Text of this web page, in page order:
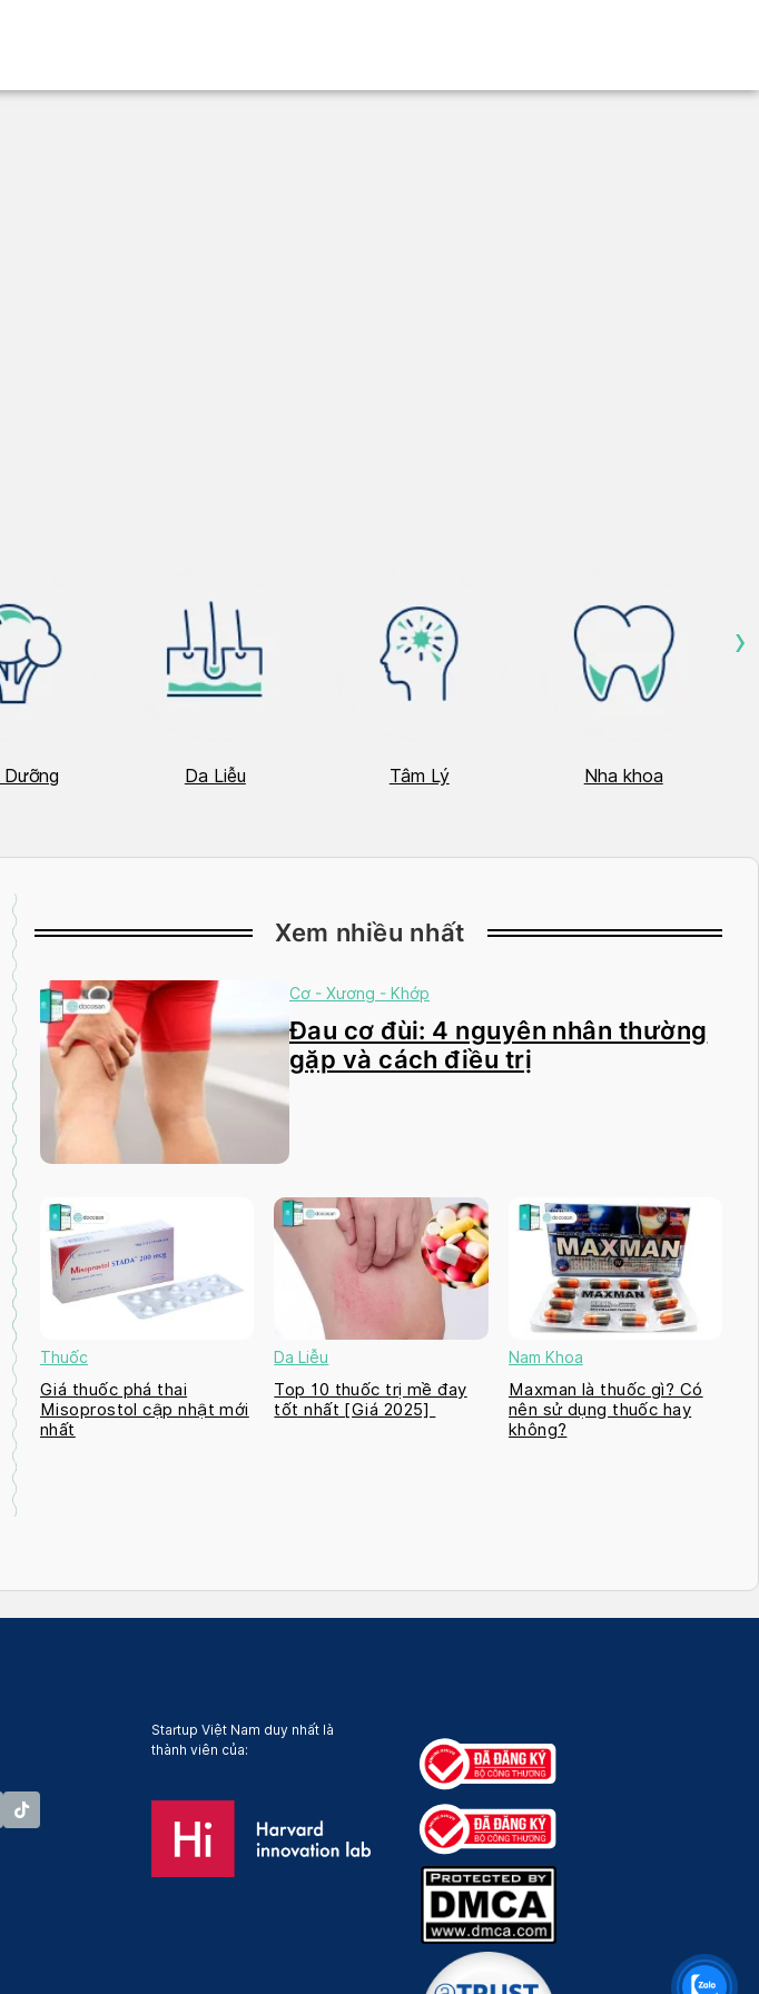
Dưỡng Da Liễu Tâm Lý Nha khoa
›
Xem nhiều nhất
Cơ - Xương - Khớp
Đau cơ đùi: 4 nguyên nhân thường
gặp và cách điều trị
Thuốc
Giá thuốc phá thai
Misoprostol cập nhật mới
nhất
Da Liễu
Top 10 thuốc trị mề đay
tốt nhất [Giá 2025]
Nam Khoa
Maxman là thuốc gì? Có
nên sử dụng thuốc hay
không?
Startup Việt Nam duy nhất là
thành viên của: